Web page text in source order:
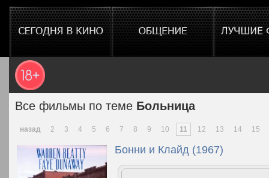
Все фильмы по теме Больница
назад 2 3 4 5 6 7 8 9 10 11 12 13 14 15
Бонни и Клайд (1967)